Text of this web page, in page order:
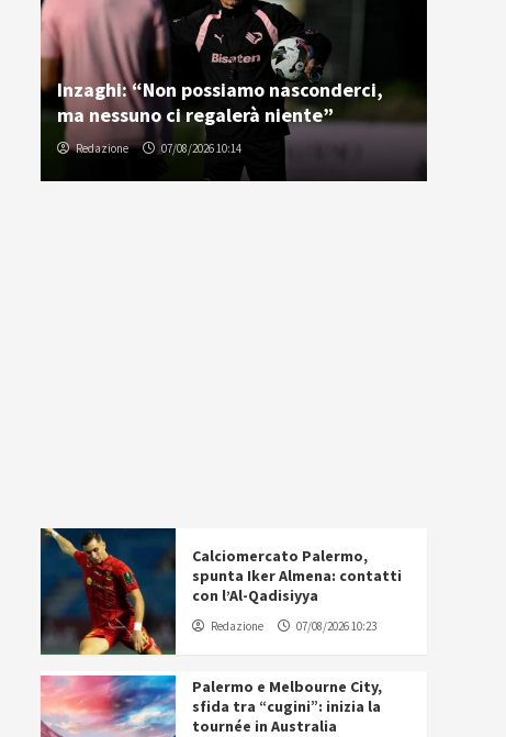
Inzaghi: “Non possiamo nasconderci,
ma nessuno ci regalerà niente”
Redazione 07/08/2026 10:14
Calciomercato Palermo,
spunta Iker Almena: contatti
con l’Al-Qadisiyya
Redazione 07/08/2026 10:23
Palermo e Melbourne City,
sfida tra “cugini”: inizia la
tournée in Australia